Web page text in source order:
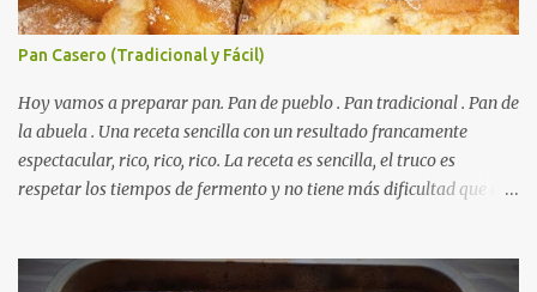
Pan Casero (Tradicional y Fácil)
Hoy vamos a preparar pan. Pan de pueblo . Pan tradicional . Pan de
la abuela . Una receta sencilla con un resultado francamente
espectacular, rico, rico, rico. La receta es sencilla, el truco es
respetar los tiempos de fermento y no tiene más dificultad que esa
utilizarlo para otras recetas como tostas o picatostes.